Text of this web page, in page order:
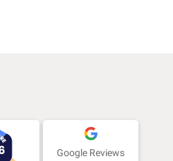
Google Reviews